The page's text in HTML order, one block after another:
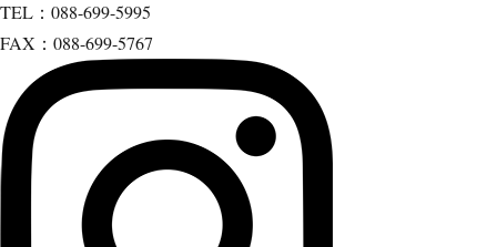
TEL：088-699-5995
FAX：088-699-5767